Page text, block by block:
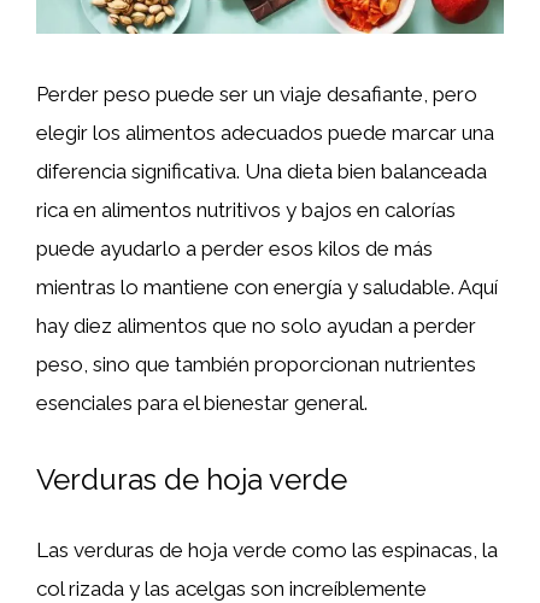
Perder peso puede ser un viaje desafiante, pero
elegir los alimentos adecuados puede marcar una
diferencia significativa. Una dieta bien balanceada
rica en alimentos nutritivos y bajos en calorías
puede ayudarlo a perder esos kilos de más
mientras lo mantiene con energía y saludable. Aquí
hay diez alimentos que no solo ayudan a perder
peso, sino que también proporcionan nutrientes
esenciales para el bienestar general.
Verduras de hoja verde
Las verduras de hoja verde como las espinacas, la
col rizada y las acelgas son increíblemente